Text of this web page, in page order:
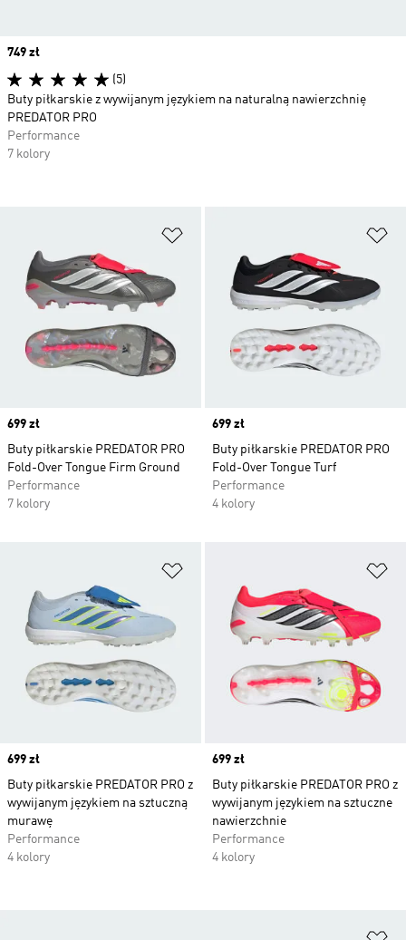
Price
699 zł
Buty piłkarskie PREDATOR PRO
Fold-Over Tongue Firm Ground
Performance
7 kolory
Price
699 zł
Buty piłkarskie PREDATOR PRO
Fold-Over Tongue Turf
Performance
4 kolory
Price
699 zł
Buty piłkarskie PREDATOR PRO z
wywijanym językiem na sztuczną
murawę
Performance
4 kolory
Price
699 zł
Buty piłkarskie PREDATOR PRO z
wywijanym językiem na sztuczne
nawierzchnie
Performance
4 kolory
Price
749 zł
(5)
Buty piłkarskie z wywijanym językiem na naturalną nawierzchnię
PREDATOR PRO
Performance
7 kolory